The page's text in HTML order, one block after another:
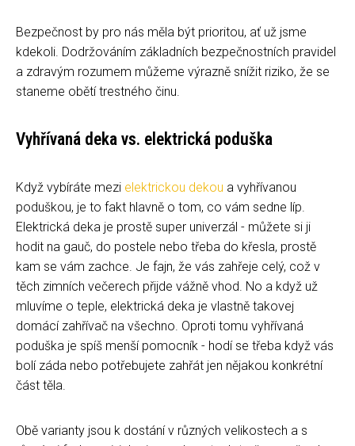
Bezpečnost by pro nás měla být prioritou, ať už jsme
kdekoli. Dodržováním základních bezpečnostních pravidel
a zdravým rozumem můžeme výrazně snížit riziko, že se
staneme obětí trestného činu.
Vyhřívaná deka vs. elektrická poduška
Když vybíráte mezi elektrickou dekou a vyhřívanou
poduškou, je to fakt hlavně o tom, co vám sedne líp.
Elektrická deka je prostě super univerzál - můžete si ji
hodit na gauč, do postele nebo třeba do křesla, prostě
kam se vám zachce. Je fajn, že vás zahřeje celý, což v
těch zimních večerech přijde vážně vhod. No a když už
mluvíme o teple, elektrická deka je vlastně takovej
domácí zahřívač na všechno. Oproti tomu vyhřívaná
poduška je spíš menší pomocník - hodí se třeba když vás
bolí záda nebo potřebujete zahřát jen nějakou konkrétní
část těla.
Obě varianty jsou k dostání v různých velikostech a s